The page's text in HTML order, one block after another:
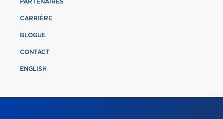
PARTENAIRES
CARRIÈRE
BLOGUE
CONTACT
ENGLISH